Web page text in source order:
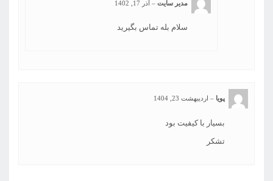
مدیر سایت – آذر 17, 1402
سلام بله تماس بگیرید
پویا – اردیبهشت 23, 1404
بسیار با کیفیت بود
تشکر